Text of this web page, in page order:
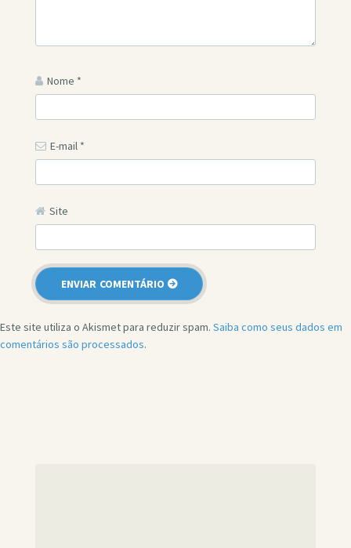
Nome *
E-mail *
Site
Este site utiliza o Akismet para reduzir spam. Saiba como seus dados em
comentários são processados.